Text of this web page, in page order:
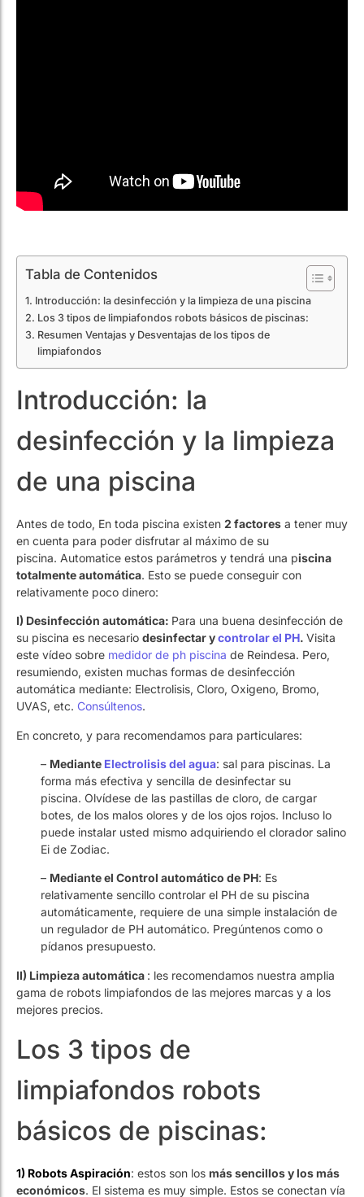
Tabla de Contenidos
Resumen Ventajas y Desventajas de los tipos de
Introducción: la
desinfección y la limpieza
de una piscina
Antes de todo, En toda piscina existen 2 factores
en cuenta para poder disfrutar al máximo de su
piscina. Automatice estos parámetros y tendrá una p
relativamente poco dinero:
I) Desinfección automática:Para una buena desinfección de
su piscina es necesario desinfectar ycontrolar el PH.
este vídeo sobremedidor de ph piscina
automática mediante: Electrolisis, Cloro, Oxigeno, Bromo,
UVAS, etc.Consúltenos .
En concreto, y para recomendamos para particulares:
– Mediante Electrolisis del agua
: sal para piscinas. La
forma más efectiva y sencilla de desinfectar su
piscina. Olvídese de las pastillas de cloro, de cargar
puede instalar usted mismo adquiriendo el clorador salino
Ei de Zodiac.
–Mediante el Control automático de PH: Es
relativamente sencillo controlar el PH de su piscina
automáticamente, requiere de una simple instalación de
pídanos presupuesto.
II) Limpieza automática: les recomendamos nuestra amplia
gama de robots limpiafondos de las mejores marcas y a los
mejores precios.
Los 3 tipos de
limpiafondos robots
básicos de piscinas:
1) Robots Aspiración
económicos. El sistema es muy simple. Estos se conectan vía
manguera directamente a la vía limpiafondos de
sentido que limpian la piscina de forma aleatoriamente.